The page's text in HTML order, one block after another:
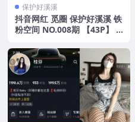
保护好溪溪
抖音网红 觅圈 保护好溪溪 铁
粉空间 NO.008期 【43P】 2